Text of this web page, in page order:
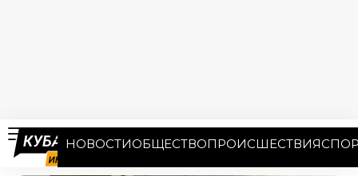
НОВОСТИОБЩЕСТВОПРОИСШЕСТВИЯ